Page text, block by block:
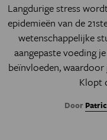
Langdurige stress
epidemieën van de
wetenschappelijke
aangepaste voeding
beïnvloeden,
Klopt
Door